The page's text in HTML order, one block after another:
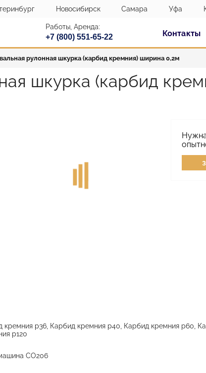
Новосибирск Самара Уфа
Работы, Аренда:
+7 (800) 551-65-22 Контакты
рулонная шкурка (карбид кремния) ширина 0,2м
шкурка (карбид
кремния р36, Карбид кремния р40, Карбид кремния р60,
р120
СО206